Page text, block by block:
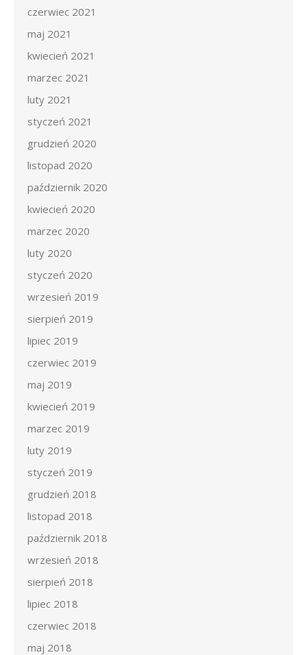
czerwiec 2021
maj 2021
kwiecień 2021
marzec 2021
luty 2021
styczeń 2021
grudzień 2020
listopad 2020
październik 2020
kwiecień 2020
marzec 2020
luty 2020
styczeń 2020
wrzesień 2019
sierpień 2019
lipiec 2019
czerwiec 2019
maj 2019
kwiecień 2019
marzec 2019
luty 2019
styczeń 2019
grudzień 2018
listopad 2018
październik 2018
wrzesień 2018
sierpień 2018
lipiec 2018
czerwiec 2018
maj 2018